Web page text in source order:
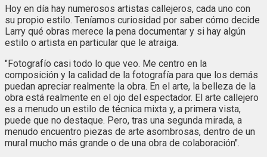
Hoy en día hay numerosos artistas callejeros, cada uno con
su propio estilo. Teníamos curiosidad por saber cómo decide
Larry qué obras merece la pena documentar y si hay algún
estilo o artista en particular que le atraiga.
"Fotografío casi todo lo que veo. Me centro en la
composición y la calidad de la fotografía para que los demás
puedan apreciar realmente la obra. En el arte, la belleza de la
obra está realmente en el ojo del espectador. El arte callejero
es a menudo un estilo de técnica mixta y, a primera vista,
puede que no destaque. Pero, tras una segunda mirada, a
menudo encuentro piezas de arte asombrosas, dentro de un
mural mucho más grande o de una obra de colaboración".